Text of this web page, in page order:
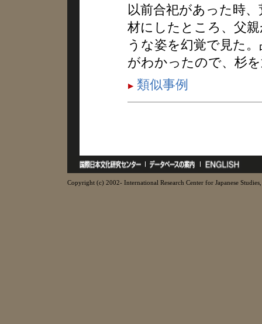
以前合祀があった時
材にしたところ、父
うな姿を幻覚で見た
がわかったので、杉
類似事例
Copyright (c) 2002- International Research Center for Japanese